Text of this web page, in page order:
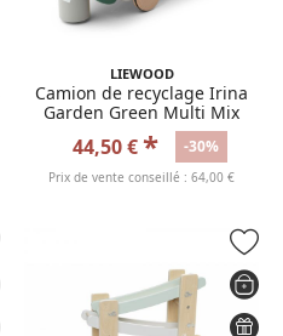
LIEWOOD
Camion de recyclage Irina
Garden Green Multi Mix
44,50 €* -30%
Prix de vente conseillé : 64,00 €